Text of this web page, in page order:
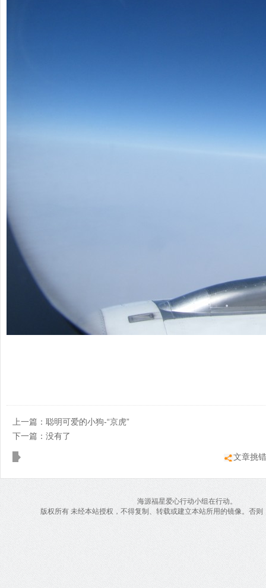
上一篇： 聪明可爱的小狗-“京虎”
下一篇：没有了
文章挑错
海源福星爱心行动小组在行动。
版权所有 未经本站授权，不得复制、转载或建立本站所用的镜像。否则